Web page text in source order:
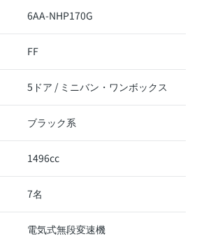
6AA-NHP170G
FF
5ドア / ミニバン・ワンボックス
ブラック系
1496cc
7名
電気式無段変速機